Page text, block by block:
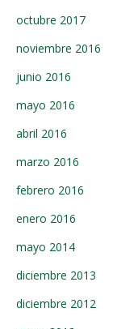
octubre 2017
noviembre 2016
junio 2016
mayo 2016
abril 2016
marzo 2016
febrero 2016
enero 2016
mayo 2014
diciembre 2013
diciembre 2012